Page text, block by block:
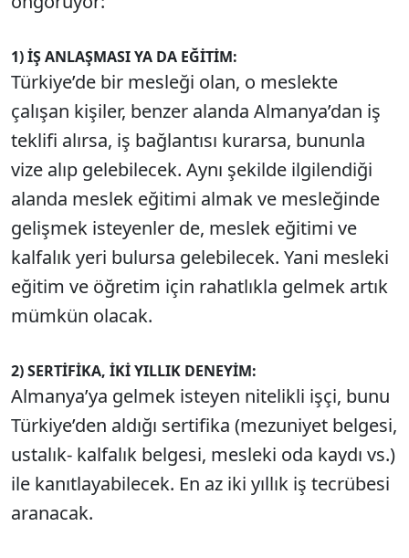
1) İŞ ANLAŞMASI YA DA EĞİTİM:
Türkiye’de bir mesleği olan, o meslekte
çalışan kişiler, benzer alanda Almanya’dan iş
teklifi alırsa, iş bağlantısı kurarsa, bununla
vize alıp gelebilecek. Aynı şekilde ilgilendiği
alanda meslek eğitimi almak ve mesleğinde
gelişmek isteyenler de, meslek eğitimi ve
kalfalık yeri bulursa gelebilecek. Yani mesleki
eğitim ve öğretim için rahatlıkla gelmek artık
mümkün olacak.
2) SERTİFİKA, İKİ YILLIK DENEYİM:
Almanya’ya gelmek isteyen nitelikli işçi, bunu
Türkiye’den aldığı sertifika (mezuniyet belgesi,
ustalık- kalfalık belgesi, mesleki oda kaydı vs.)
ile kanıtlayabilecek. En az iki yıllık iş tecrübesi
aranacak.